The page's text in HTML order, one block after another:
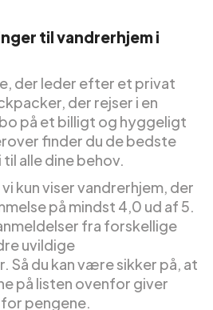
til vandrerhjem i
der leder efter et privat
der rejser i en
på et billigt og hyggeligt
finder du de bedste
alle dine behov.
kun viser vandrerhjem, der
på mindst 4,0 ud af 5.
fra forskellige
uvildige
Så du kan være sikker på, at
på listen ovenfor giver
pengene.